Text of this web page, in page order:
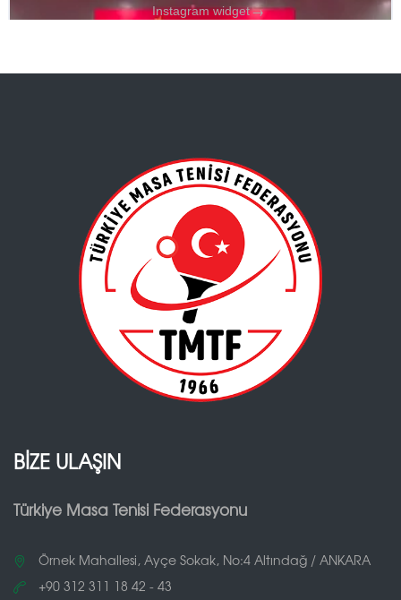
Instagram widget→
BİZE ULAŞIN
Türkiye Masa Tenisi Federasyonu
Örnek Mahallesi, Ayçe Sokak, No:4 Altındağ / ANKARA
+90 312 311 18 42 - 43